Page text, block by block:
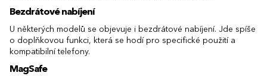
Bezdrátové nabíjení
U některých modelů se objevuje i bezdrátové nabíjení. Jde spíše
o doplňkovou funkci, která se hodí pro specifické použití a
kompatibilní telefony.
MagSafe